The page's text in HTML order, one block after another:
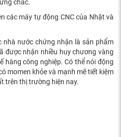
chắc.
các máy tự động CNC của Nhật và
nhà nước chứng nhận là sản phẩm
được nhận nhiều huy chương vàng
hàng công nghiệp. Có thể nói động
momen khỏe và mạnh mẽ tiết kiệm
trên thị trường hiện nay.